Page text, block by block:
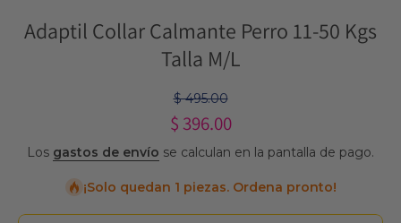
Adaptil Collar Calmante Perro 11-50 Kgs
Talla M/L
$ 495.00
$ 396.00
Los gastos de envío se calculan en la pantalla de pago.
¡Solo quedan 1 piezas. Ordena pronto!